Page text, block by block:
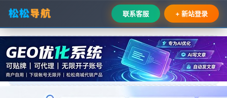
联系客服 + 新站登录